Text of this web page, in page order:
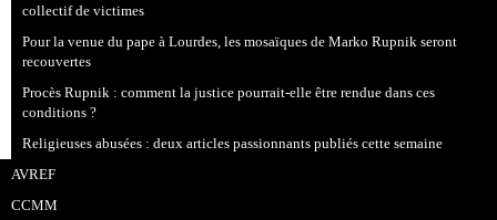
collectif de victimes
Pour la venue du pape à Lourdes, les mosaïques de Marko Rupnik seront
recouvertes
Procès Rupnik : comment la justice pourrait-elle être rendue dans ces
conditions ?
Religieuses abusées : deux articles passionnants publiés cette semaine
AVREF
CCMM